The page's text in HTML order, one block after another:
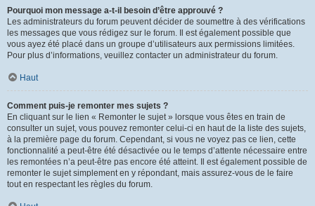
Pourquoi mon message a-t-il besoin d’être approuvé ?
Les administrateurs du forum peuvent décider de soumettre à des vérifications
les messages que vous rédigez sur le forum. Il est également possible que
vous ayez été placé dans un groupe d’utilisateurs aux permissions limitées.
Pour plus d’informations, veuillez contacter un administrateur du forum.
Haut
Comment puis-je remonter mes sujets ?
En cliquant sur le lien « Remonter le sujet » lorsque vous êtes en train de
consulter un sujet, vous pouvez remonter celui-ci en haut de la liste des sujets,
à la première page du forum. Cependant, si vous ne voyez pas ce lien, cette
fonctionnalité a peut-être été désactivée ou le temps d’attente nécessaire entre
les remontées n’a peut-être pas encore été atteint. Il est également possible de
remonter le sujet simplement en y répondant, mais assurez-vous de le faire
tout en respectant les règles du forum.